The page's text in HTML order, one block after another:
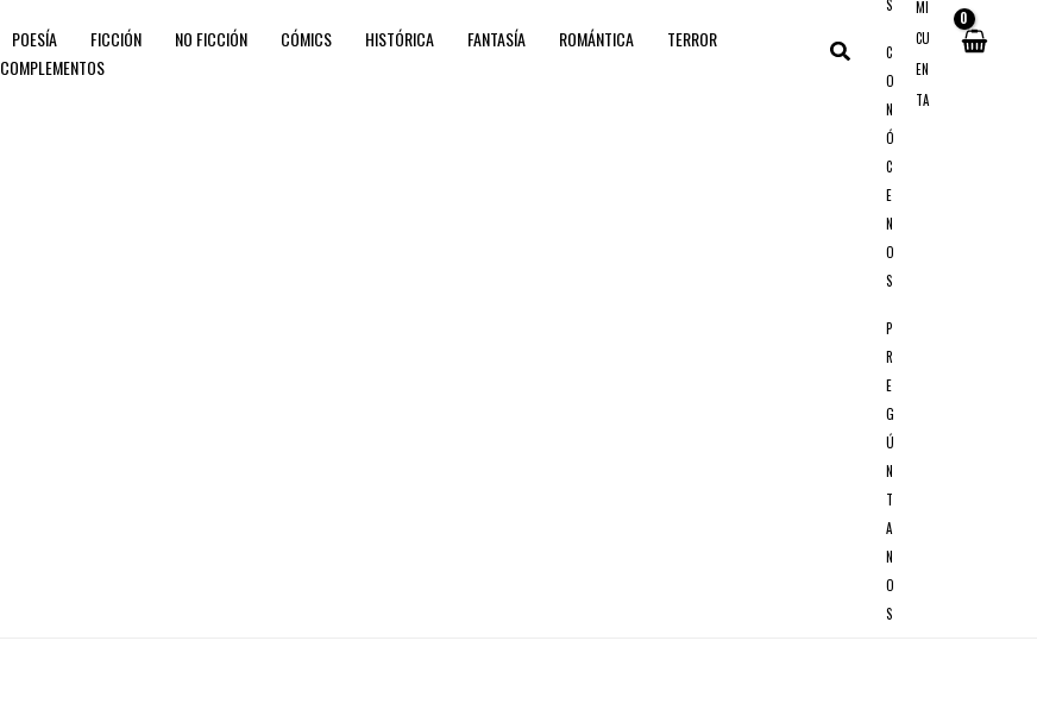
POESÍA FICCIÓN NO FICCIÓN CÓMICS HISTÓRICA FANTASÍA ROMÁNTICA
TERROR
COMPLEMENTOS Buscar
S
C
O
N
Ó
C
E
N
O
S
P
R
E
G
Ú
N
T
A
N
O
S
MI
CU
EN
TA